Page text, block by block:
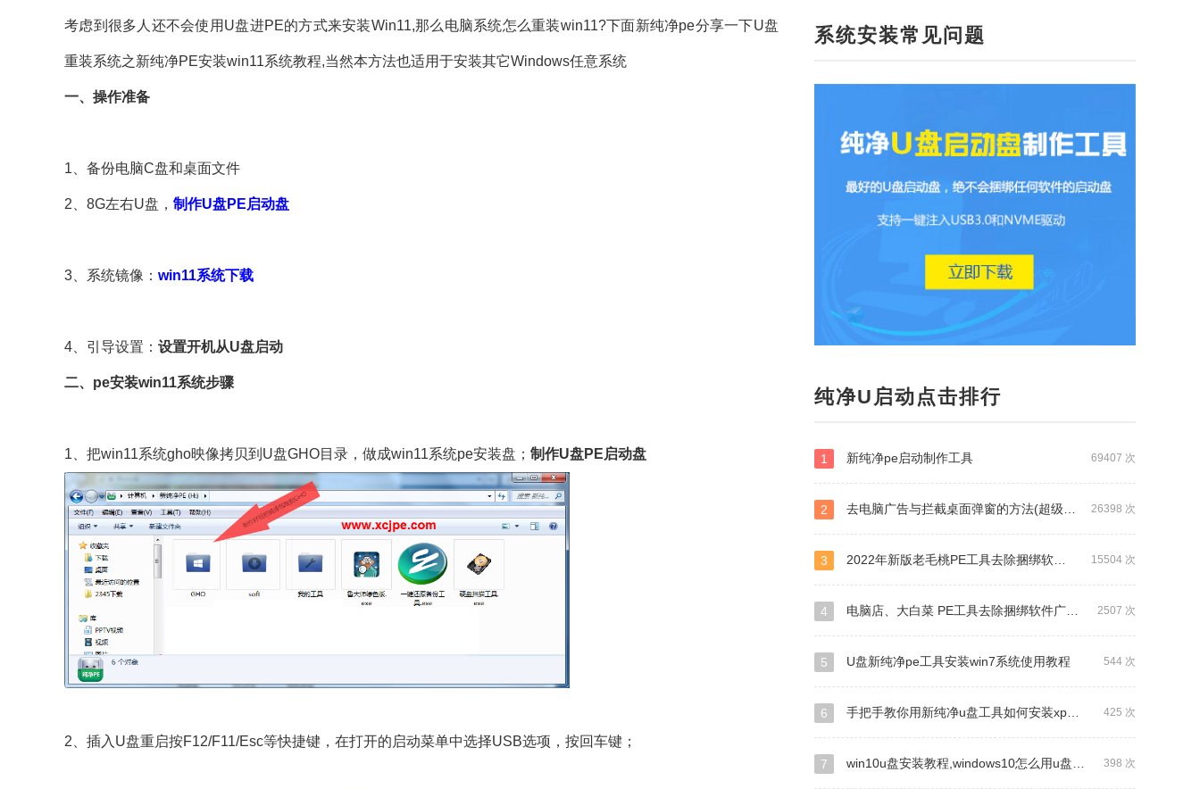
考虑到很多人还不会使用U盘进PE的方式来安装Win11,那么电脑系统怎么重装win11?下面新纯净pe分享一下U盘
重装系统之新纯净PE安装win11系统教程,当然本方法也适用于安装其它Windows任意系统
一、操作准备
1、备份电脑C盘和桌面文件
2、8G左右U盘， 制作U盘PE启动盘
3、系统镜像： win11系统下载
4、引导设置： 设置开机从U盘启动
二、pe安装win11系统步骤
1、把win11系统gho映像拷贝到U盘GHO目录，做成win11系统pe安装盘； 制作U盘PE启动盘
2、插入U盘重启按F12/F11/Esc等快捷键，在打开的启动菜单中选择USB选项，按回车键；
系统安装常见问题
纯净U启动点击排行
69407 次
1 新纯净pe启动制作工具
26398 次
2 去电脑广告与拦截桌面弹窗的方法(超级实用)
15504 次
3 2022年新版老毛桃PE工具去除捆绑软件广告的方法（独家首发）
2507 次
4 电脑店、大白菜 PE工具去除捆绑软件广告的方法
544 次
5 U盘新纯净pe工具安装win7系统使用教程
425 次
6 手把手教你用新纯净u盘工具如何安装xp系统
398 次
7 win10u盘安装教程,windows10怎么用u盘新纯净pe安装